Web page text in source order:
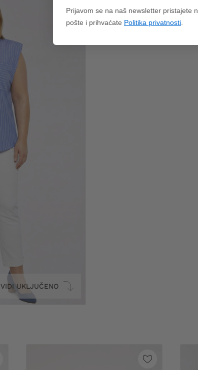
VIDI UKLJUČENO
Prijavom se na naš newsletter pristajete
pošte i prihvaćate Politika privatnosti